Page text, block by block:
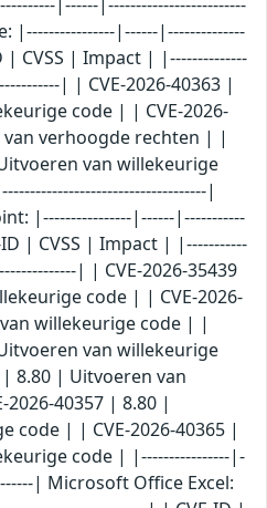
|----------------|------|--------------
| CVSS | Impact | |--------------
| | CVE-2026-40363 |
code | | CVE-2026-
verhoogde rechten | |
van willekeurige
|
|----------------|------|-----------
ID | CVSS | Impact | |-----------
| | CVE-2026-35439
code | | CVE-2026-
willekeurige code | |
van willekeurige
| 8.80 | Uitvoeren van
40357 | 8.80 |
code | | CVE-2026-40365 |
code | |----------------|-
| Microsoft Office Excel: